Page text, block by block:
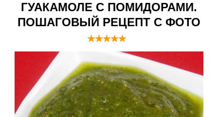
ГУАКАМОЛЕ С ПОМИДОРАМИ.
ПОШАГОВЫЙ РЕЦЕПТ С ФОТО